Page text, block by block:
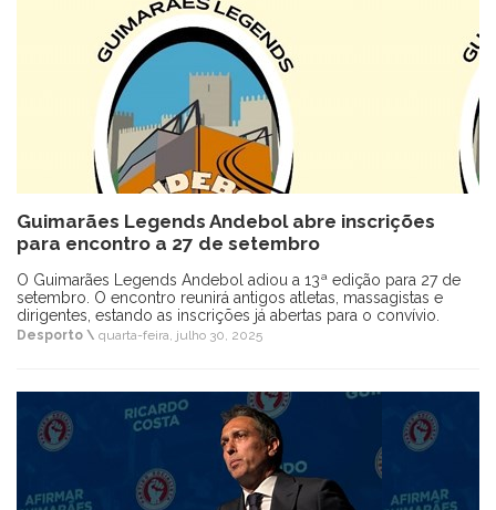
Guimarães Legends Andebol abre inscrições
para encontro a 27 de setembro
O Guimarães Legends Andebol adiou a 13ª edição para 27 de
setembro. O encontro reunirá antigos atletas, massagistas e
dirigentes, estando as inscrições já abertas para o convívio.
Desporto \ quarta-feira, julho 30, 2025